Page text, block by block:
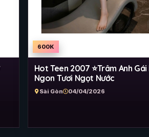
600K
Hot Teen 2007 ⭐Trâm Anh
Ngon Tươi Ngọt Nước
Sài Gòn 04/04/2026